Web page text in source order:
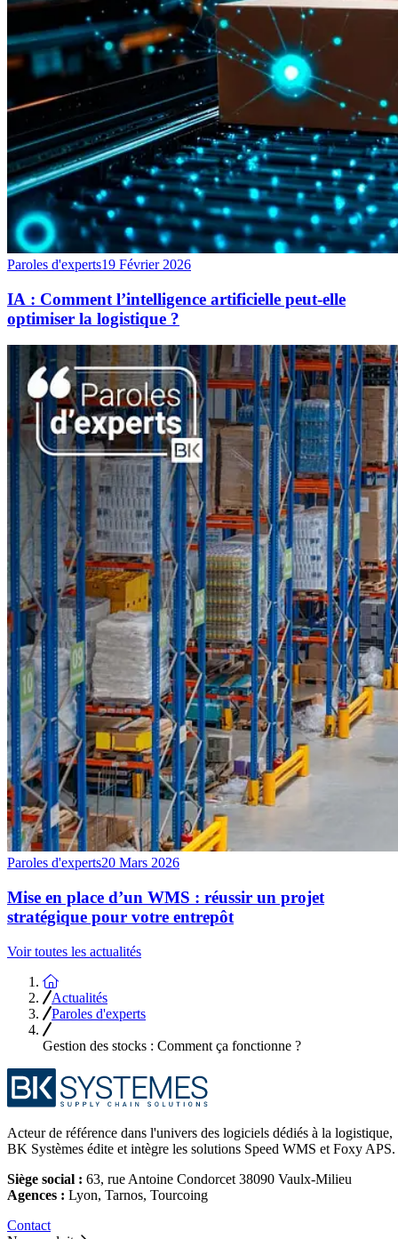
Paroles d'experts19 Février 2026
IA : Comment l’intelligence artificielle peut-elle
optimiser la logistique ?
Paroles d'experts20 Mars 2026
Mise en place d’un WMS : réussir un projet
stratégique pour votre entrepôt
Voir toutes les actualités
Accueil
Actualités
Paroles d'experts
Gestion des stocks : Comment ça fonctionne ?
Acteur de référence dans l'univers des logiciels dédiés à la logistique,
BK Systèmes édite et intègre les solutions Speed WMS et Foxy APS.
Siège social : 63, rue Antoine Condorcet 38090 Vaulx-Milieu
Agences : Lyon, Tarnos, Tourcoing
Contact